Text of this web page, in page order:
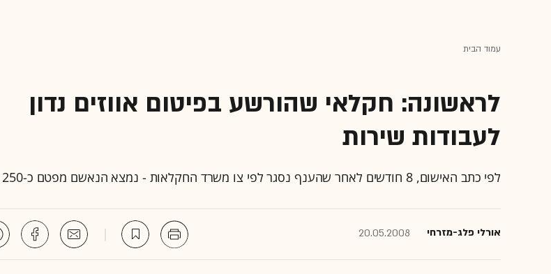
עמוד הבית
לראשונה: חקלאי שהורשע בפיטום אווזים נדון
לעבודות שירות
לפי כתב האישום, 8 חודשים לאחר שהענף נסגר לפי צו משרד החקלאות - נמצא הנאשם מפטם כ-250 אווזים
אורלי פלג-מזרחי‏ 20.05.2008